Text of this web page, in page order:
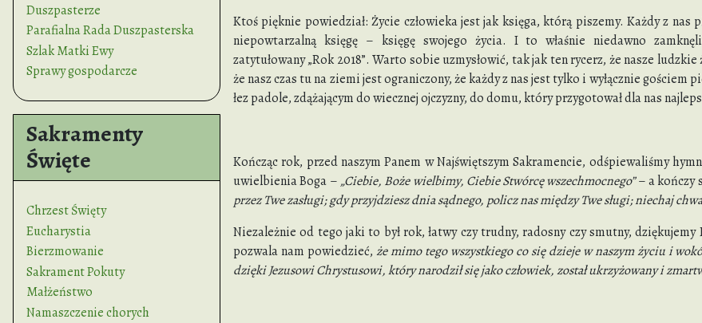
Duszpasterze
Parafialna Rada Duszpasterska
Szlak Matki Ewy
Sprawy gospodarcze
Sakramenty
Święte
Chrzest Święty
Eucharystia
Bierzmowanie
Sakrament Pokuty
Małżeństwo
Namaszczenie chorych
Ktoś pięknie powiedział: Życie człowieka jest jak księga, którą piszemy. Każdy z nas
niepowtarzalną księgę – księgę swojego życia. I to właśnie niedawno
zatytułowany „Rok 2018”. Warto sobie uzmysłowić, tak jak ten rycerz, że nasze
że nasz czas tu na ziemi jest ograniczony, że każdy z nas jest tylko i wyłącznie gościem
łez padole, zdążającym do wiecznej ojczyzny, do domu, który przygotował dla nas
Kończąc rok, przed naszym Panem w Najświętszym Sakramencie, odśpiewaliśmy
uwielbienia Boga – „Ciebie, Boże wielbimy, Ciebie Stwórcę wszechmocnego”– a kończy
przez Twe zasługi; gdy przyjdziesz dnia sądnego, policz nas między Twe sługi; niechaj
Niezależnie od tego jaki to był rok, łatwy czy trudny, radosny czy smutny,
pozwala nam powiedzieć, że mimo tego wszystkiego co się dzieje w naszym życiu i
dzięki Jezusowi Chrystusowi, który narodził się jako człowiek, został ukrzyżowany i